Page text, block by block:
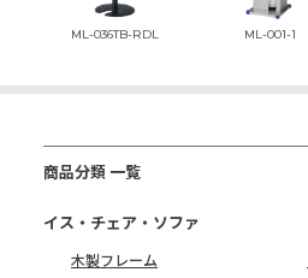
ML-036TB-RDL ML-001-1
商品分類 一覧
イス・チェア・ソファ
木製フレーム